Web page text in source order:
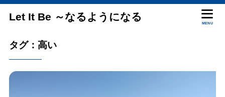
Let It Be ～なるようになる
MENU
タグ：高い